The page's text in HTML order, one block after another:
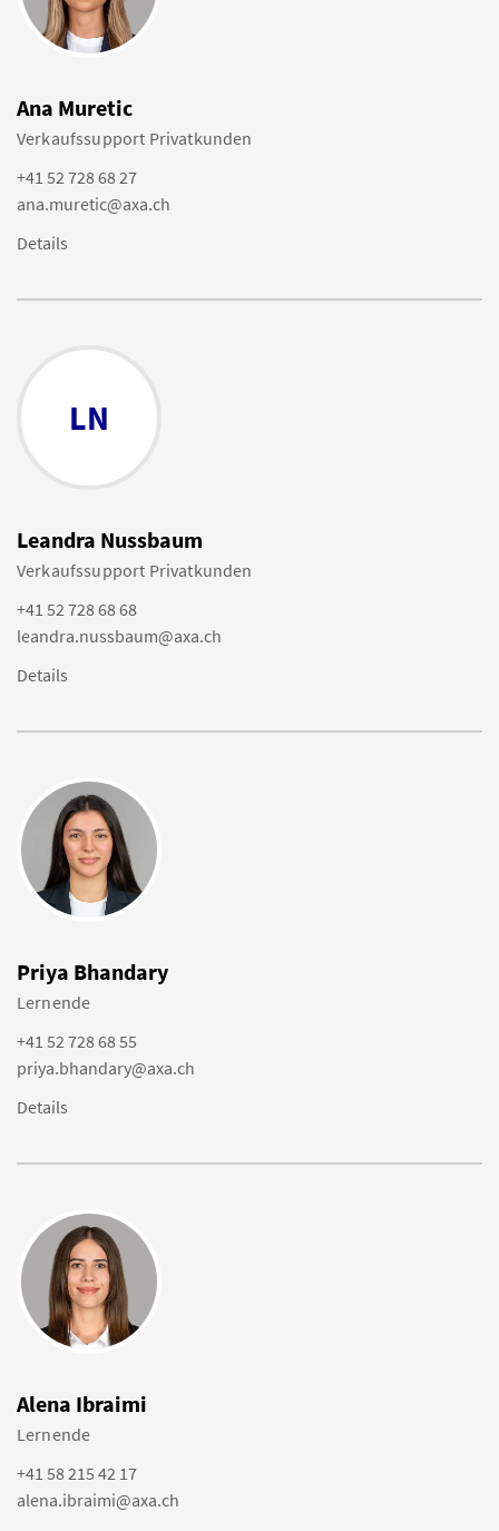
Ana Muretic
Verkaufssupport Privatkunden
+41 52 728 68 27
ana.muretic@axa.ch
Details
LN
Leandra Nussbaum
Verkaufssupport Privatkunden
+41 52 728 68 68
leandra.nussbaum@axa.ch
Details
Priya Bhandary
Lernende
+41 52 728 68 55
priya.bhandary@axa.ch
Details
Alena Ibraimi
Lernende
+41 58 215 42 17
alena.ibraimi@axa.ch